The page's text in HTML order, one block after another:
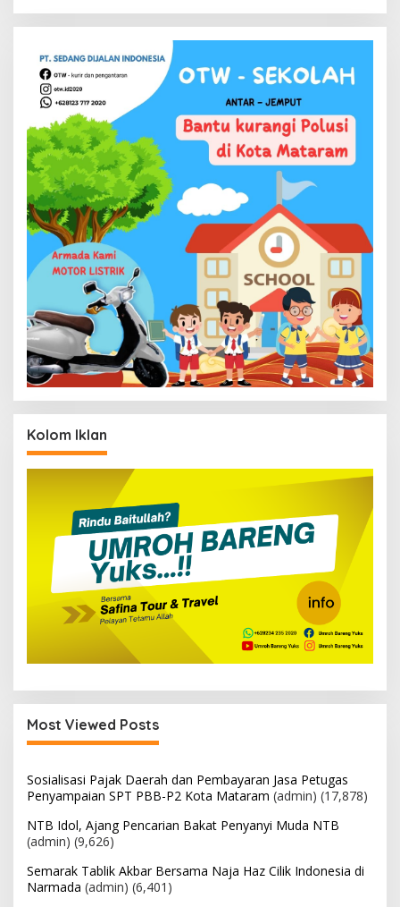
Kolom Iklan
Most Viewed Posts
Sosialisasi Pajak Daerah dan Pembayaran Jasa Petugas
Penyampaian SPT PBB-P2 Kota Mataram (admin) (17,878)
NTB Idol, Ajang Pencarian Bakat Penyanyi Muda NTB
(admin) (9,626)
Semarak Tablik Akbar Bersama Naja Hafiz Cilik Indonesia di
Narmada (admin) (6,401)